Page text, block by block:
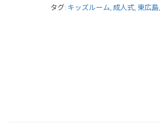
タグ: キッズルーム, 成人式, 東広島,